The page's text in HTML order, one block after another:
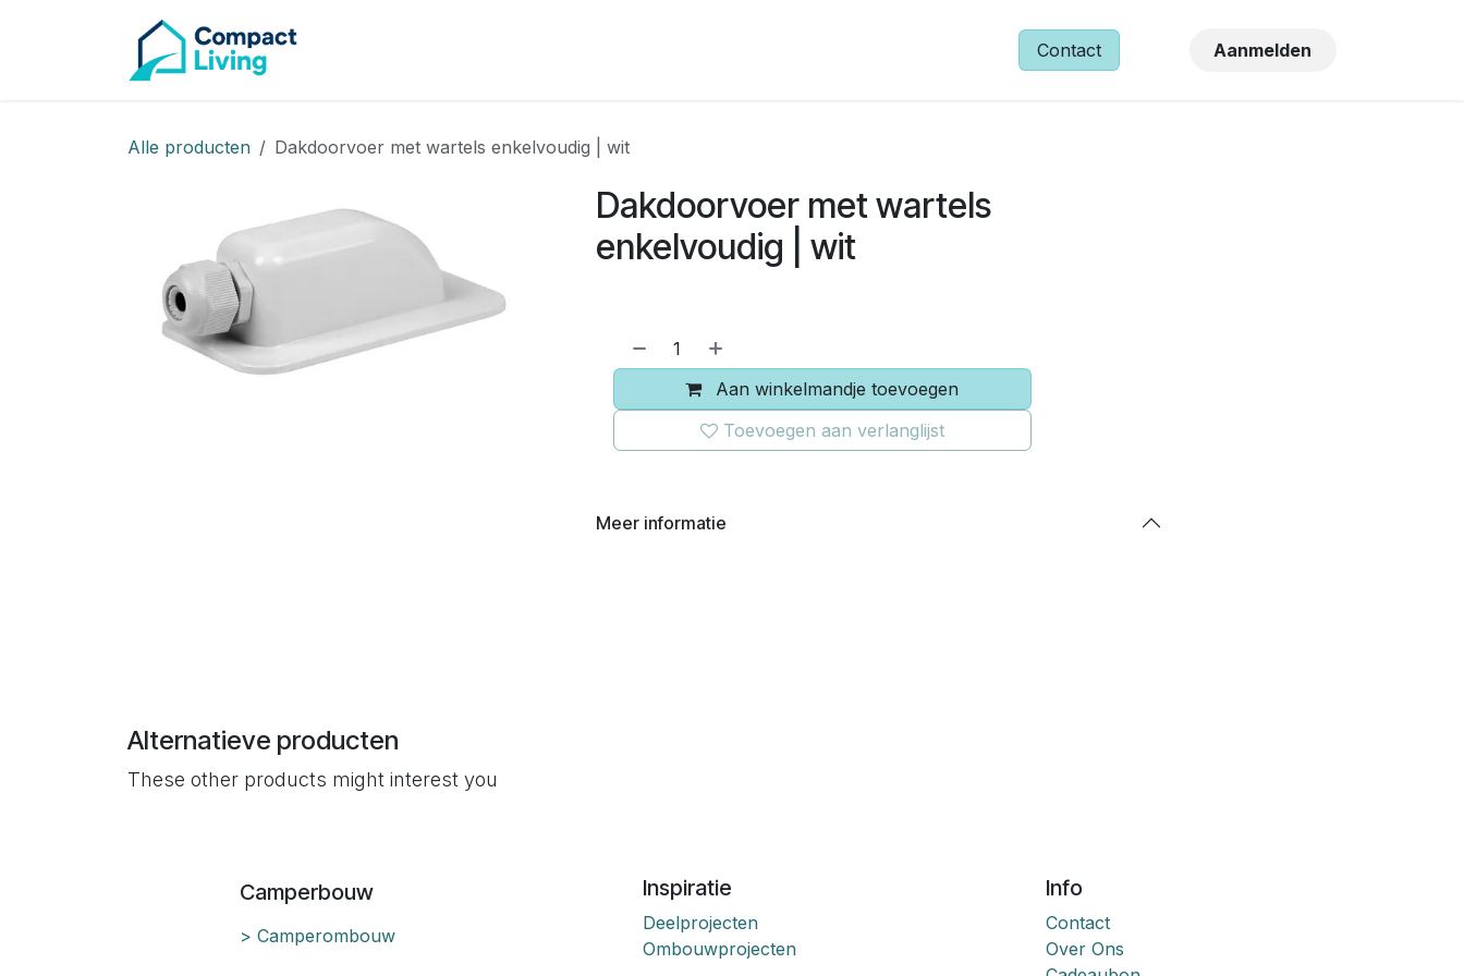
Contact Aanmelden
Alle producten Dakdoorvoer met wartels enkelvoudig | wit
Dakdoorvoer met wartels
enkelvoudig | wit
Aan winkelmandje toevoegen
Toevoegen aan verlanglijst
Meer informatie
Alternatieve producten
These other products might interest you
Info
Contact
Over Ons
Inspiratie
Deelprojecten
Ombouwprojecten
Camperbouw
> Camperombouw